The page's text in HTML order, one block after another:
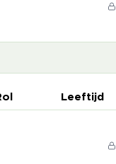
Leeftijd